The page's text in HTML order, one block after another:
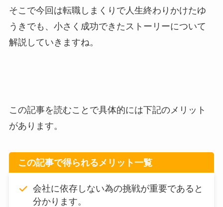
そこで今回は転職しまくりで人生終わりかけたゆ
うきでも、小さく成功できたストーリーについて
解説していきますね。
この記事を読むことで具体的には下記のメリット
があります。
この記事で得られるメリット一覧
会社に依存しない為の挑戦が重要であると
分かります。